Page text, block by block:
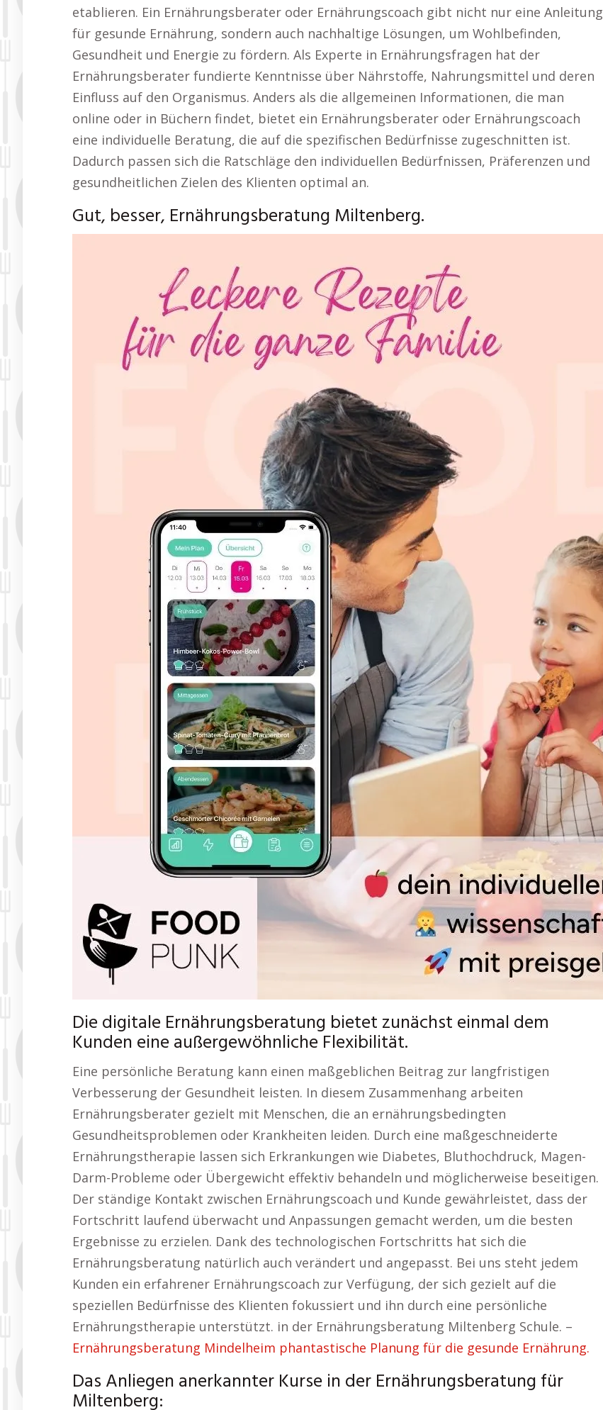
etablieren. Ein Ernährungsberater oder Ernährungscoach gibt nicht nur eine Anleitung
für gesunde Ernährung, sondern auch nachhaltige Lösungen, um Wohlbefinden,
Gesundheit und Energie zu fördern. Als Experte in Ernährungsfragen hat der
Ernährungsberater fundierte Kenntnisse über Nährstoffe, Nahrungsmittel und deren
Einfluss auf den Organismus. Anders als die allgemeinen Informationen, die man
online oder in Büchern findet, bietet ein Ernährungsberater oder Ernährungscoach
eine individuelle Beratung, die auf die spezifischen Bedürfnisse zugeschnitten ist.
Dadurch passen sich die Ratschläge den individuellen Bedürfnissen, Präferenzen und
gesundheitlichen Zielen des Klienten optimal an.
Gut, besser, Ernährungsberatung Miltenberg.
Die digitale Ernährungsberatung bietet zunächst einmal dem
Kunden eine außergewöhnliche Flexibilität.
Eine persönliche Beratung kann einen maßgeblichen Beitrag zur langfristigen
Verbesserung der Gesundheit leisten. In diesem Zusammenhang arbeiten
Ernährungsberater gezielt mit Menschen, die an ernährungsbedingten
Gesundheitsproblemen oder Krankheiten leiden. Durch eine maßgeschneiderte
Ernährungstherapie lassen sich Erkrankungen wie Diabetes, Bluthochdruck, Magen-
Darm-Probleme oder Übergewicht effektiv behandeln und möglicherweise beseitigen.
Der ständige Kontakt zwischen Ernährungscoach und Kunde gewährleistet, dass der
Fortschritt laufend überwacht und Anpassungen gemacht werden, um die besten
Ergebnisse zu erzielen. Dank des technologischen Fortschritts hat sich die
Ernährungsberatung natürlich auch verändert und angepasst. Bei uns steht jedem
Kunden ein erfahrener Ernährungscoach zur Verfügung, der sich gezielt auf die
speziellen Bedürfnisse des Klienten fokussiert und ihn durch eine persönliche
Ernährungstherapie unterstützt. in der Ernährungsberatung Miltenberg Schule. –
Ernährungsberatung Mindelheim phantastische Planung für die gesunde Ernährung.
Das Anliegen anerkannter Kurse in der Ernährungsberatung für
Miltenberg: